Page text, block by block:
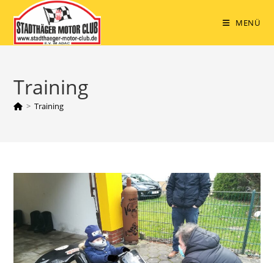
Inhalt
springen
MENÜ
Training
> Training